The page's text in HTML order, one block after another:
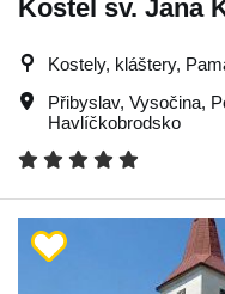
Kostel sv. Jana
Kostely, kláštery,
Přibyslav, Vysočina,
Havlíčkobrodsko